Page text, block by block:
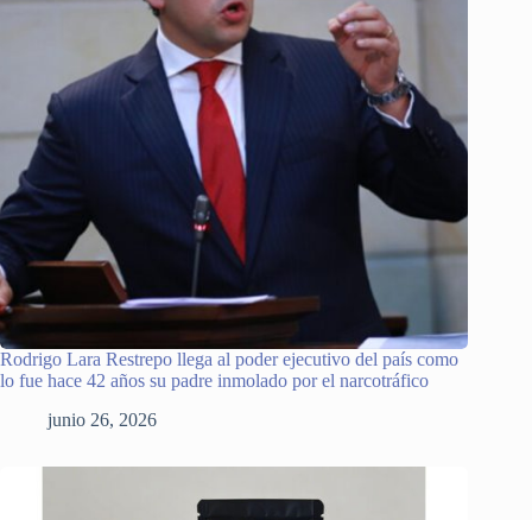
Rodrigo Lara Restrepo llega al poder ejecutivo del país como
lo fue hace 42 años su padre inmolado por el narcotráfico
junio 26, 2026